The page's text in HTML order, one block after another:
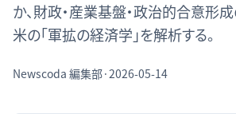
か、財政・産業基盤・政治的合意形
米の「軍拡の経済学」を解析する。
Newscoda 編集部·2026-05-14